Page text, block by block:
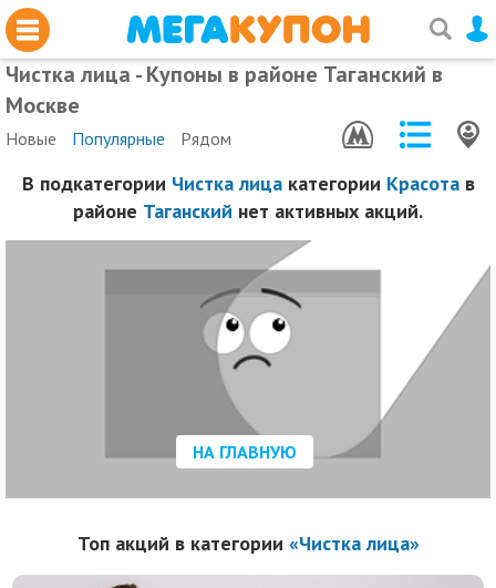
Чистка лица - Купоны в районе Таганский в
Москве
Новые Популярные Рядом
В подкатегории Чистка лицакатегории Красотав
районе Таганский нет активных акций.
НА ГЛАВНУЮ
Топ акций в категории «Чистка лица»